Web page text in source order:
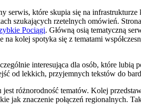
serwis, które skupia się na
szukających rzetelnych omówień.
Pociągi. Główną osią tematyczną
na kolej spotyka się z tematami
interesująca dla osób, które
od lekkich, przyjemnych tekstów do
jest różnorodność tematów. Kolej
jak znaczenie połączeń regionalnych.